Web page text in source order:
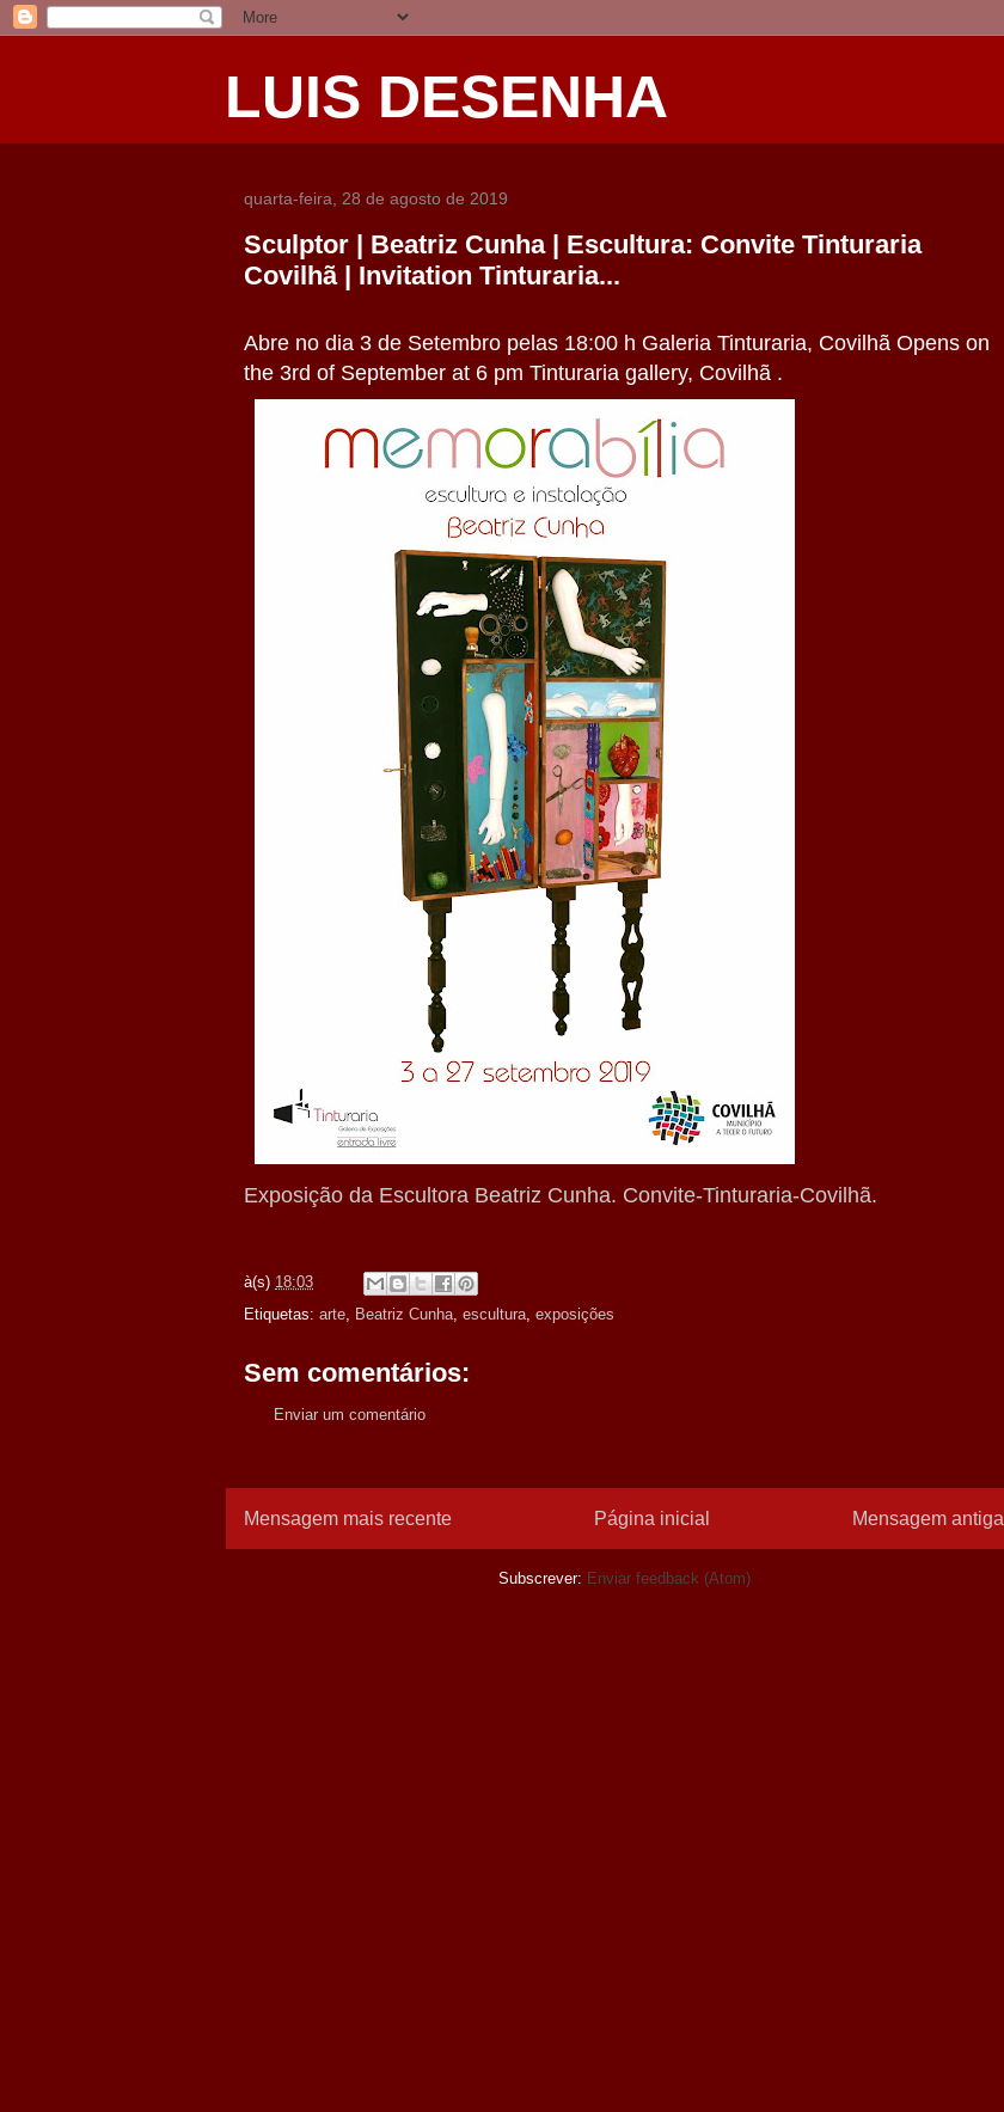
LUIS DESENHA
quarta-feira, 28 de agosto de 2019
Sculptor | Beatriz Cunha | Escultura: Convite Tinturaria
Covilhã | Invitation Tinturaria...
Abre no dia 3 de Setembro pelas 18:00 h Galeria Tinturaria, Covilhã Opens on
the 3rd of September at 6 pm Tinturaria gallery, Covilhã .
Exposição da Escultora Beatriz Cunha. Convite-Tinturaria-Covilhã.
à(s) 18:03
Etiquetas: arte, Beatriz Cunha, escultura, exposições
Sem comentários:
Enviar um comentário
Mensagem mais recente Mensagem antiga
Página inicial
Subscrever: Enviar feedback (Atom)